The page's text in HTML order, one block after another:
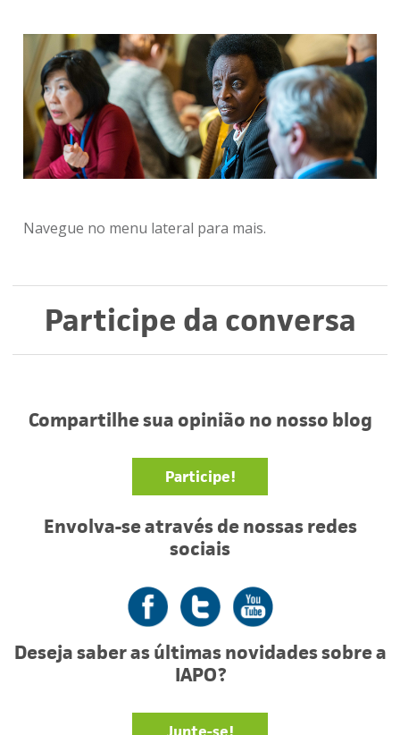
Navegue no menu lateral para mais.
Participe da conversa
Compartilhe sua opinião no nosso blog
Participe!
Envolva-se através de nossas redes
sociais
FacebookTwitter YouTube
Deseja saber as últimas novidades sobre a
IAPO?